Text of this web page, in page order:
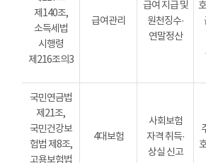
제140조,
소득세법
시행령
제216조의3
급여관리
급여 지급 및
원천징수·
연말정산
국민연금법
제21조,
국민건강보
험법 제8조,
고용보험법
4대보험
사회보험
자격 취득·
상실 신고